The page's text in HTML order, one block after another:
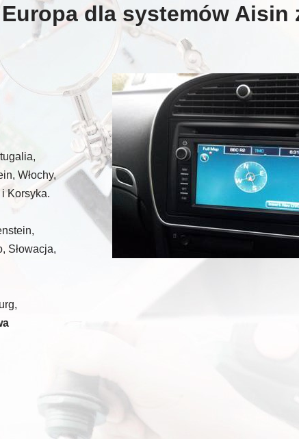
dla systemów Aisin
Włochy,
Korsyka.
Słowacja,